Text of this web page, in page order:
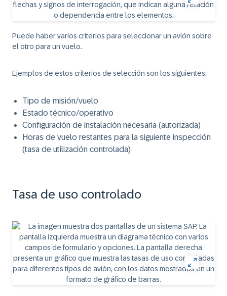
Puede haber varios criterios para seleccionar un avión sobre
el otro para un vuelo.
Ejemplos de estos criterios de selección son los siguientes:
Tipo de misión/vuelo
Estado técnico/operativo
Configuración de instalación necesaria (autorizada)
Horas de vuelo restantes para la siguiente inspección
(tasa de utilización controlada)
Tasa de uso controlado